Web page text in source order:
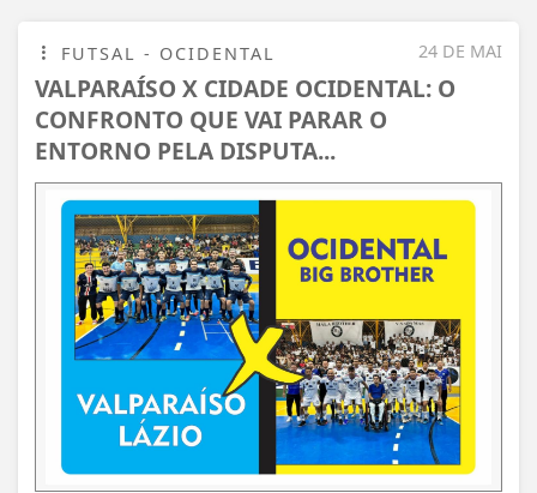
24 DE MAI
FUTSAL - OCIDENTAL
VALPARAÍSO X CIDADE OCIDENTAL: O
CONFRONTO QUE VAI PARAR O
ENTORNO PELA DISPUTA...